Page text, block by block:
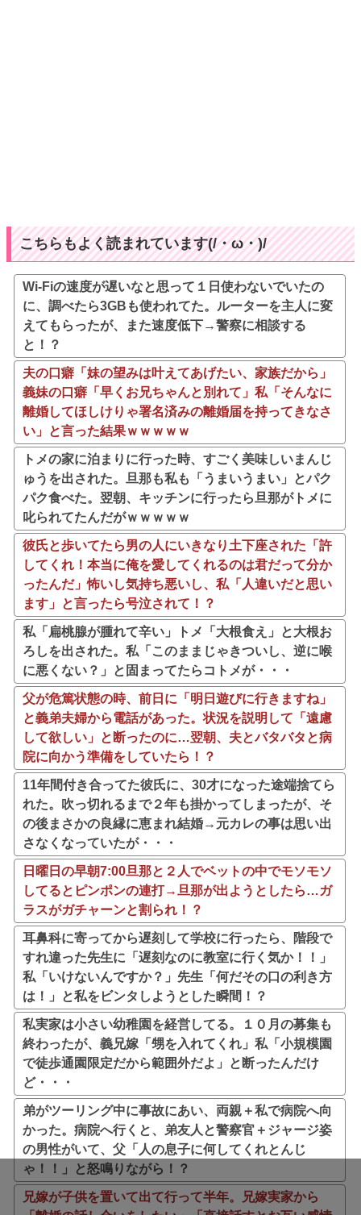
こちらもよく読まれています(/・ω・)/
Wi-Fiの速度が遅いなと思って１日使わないでいたの
に、調べたら3GBも使われてた。ルーターを主人に変
えてもらったが、また速度低下→警察に相談する
と！？
夫の口癖「妹の望みは叶えてあげたい、家族だから」
義妹の口癖「早くお兄ちゃんと別れて」私「そんなに
離婚してほしけりゃ署名済みの離婚届を持ってきなさ
い」と言った結果ｗｗｗｗｗ
トメの家に泊まりに行った時、すごく美味しいまんじ
ゅうを出された。旦那も私も「うまいうまい」とパク
パク食べた。翌朝、キッチンに行ったら旦那がトメに
叱られてたんだがｗｗｗｗｗ
彼氏と歩いてたら男の人にいきなり土下座された「許
してくれ！本当に俺を愛してくれるのは君だって分か
ったんだ」怖いし気持ち悪いし、私「人違いだと思い
ます」と言ったら号泣されて！？
私「扁桃腺が腫れて辛い」トメ「大根食え」と大根お
ろしを出された。私「このままじゃきついし、逆に喉
に悪くない？」と固まってたらコトメが・・・
父が危篤状態の時、前日に「明日遊びに行きますね」
と義弟夫婦から電話があった。状況を説明して「遠慮
して欲しい」と断ったのに…翌朝、夫とバタバタと病
院に向かう準備をしていたら！？
11年間付き合ってた彼氏に、30才になった途端捨てら
れた。吹っ切れるまで２年も掛かってしまったが、そ
の後まさかの良縁に恵まれ結婚→元カレの事は思い出
さなくなっていたが・・・
日曜日の早朝7:00旦那と２人でベットの中でモソモソ
してるとピンポンの連打→旦那が出ようとしたら…ガ
ラスがガチャーンと割られ！？
耳鼻科に寄ってから遅刻して学校に行ったら、階段で
すれ違った先生に「遅刻なのに教室に行く気か！！」
私「いけないんですか？」先生「何だその口の利き方
は！」と私をビンタしようとした瞬間！？
私実家は小さい幼稚園を経営してる。１０月の募集も
終わったが、義兄嫁「甥を入れてくれ」私「小規模園
で徒歩通園限定だから範囲外だよ」と断ったんだけ
ど・・・
弟がツーリング中に事故にあい、両親＋私で病院へ向
かった。病院へ行くと、弟友人と警察官＋ジャージ姿
の男性がいて、父「人の息子に何してくれとんじ
ゃ！！」と怒鳴りながら！？
兄嫁が子供を置いて出て行って半年。兄嫁実家から